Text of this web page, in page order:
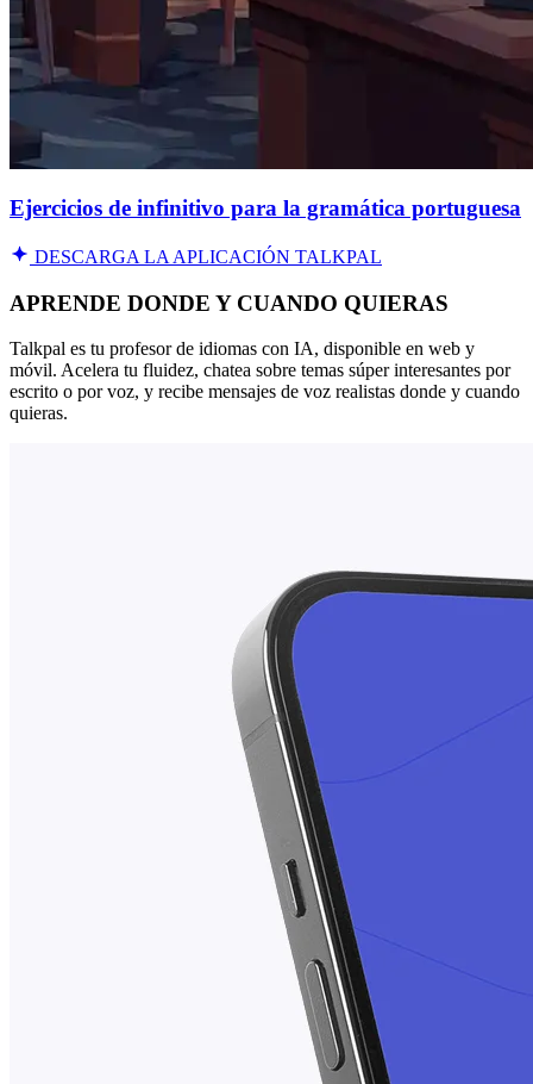
Ejercicios de infinitivo para la gramática portuguesa
DESCARGA LA APLICACIÓN TALKPAL
APRENDE DONDE Y CUANDO QUIERAS
Talkpal es tu profesor de idiomas con IA, disponible en web y
móvil. Acelera tu fluidez, chatea sobre temas súper interesantes por
escrito o por voz, y recibe mensajes de voz realistas donde y cuando
quieras.